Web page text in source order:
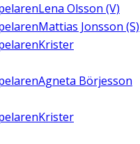
Lena Olsson (V)
Mattias Jonsson (S)
Krister
Agneta Börjesson
Krister